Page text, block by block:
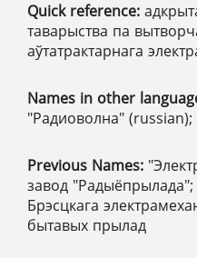
Quick reference:
таварыства па
аўтатрактарнага
Names in other
"Радиоволна" (russian);
Previous Names:
завод "Радыёпрылада";
Брэсцкага
бытавых прылад